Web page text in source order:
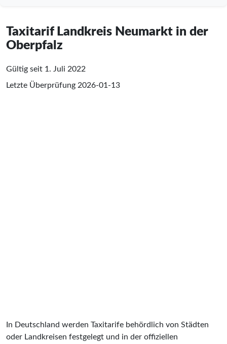
Taxitarif Landkreis Neumarkt in der
Oberpfalz
Gültig seit 1. Juli 2022
Letzte Überprüfung 2026-01-13
In Deutschland werden Taxitarife behördlich von Städten
oder Landkreisen festgelegt und in der offiziellen